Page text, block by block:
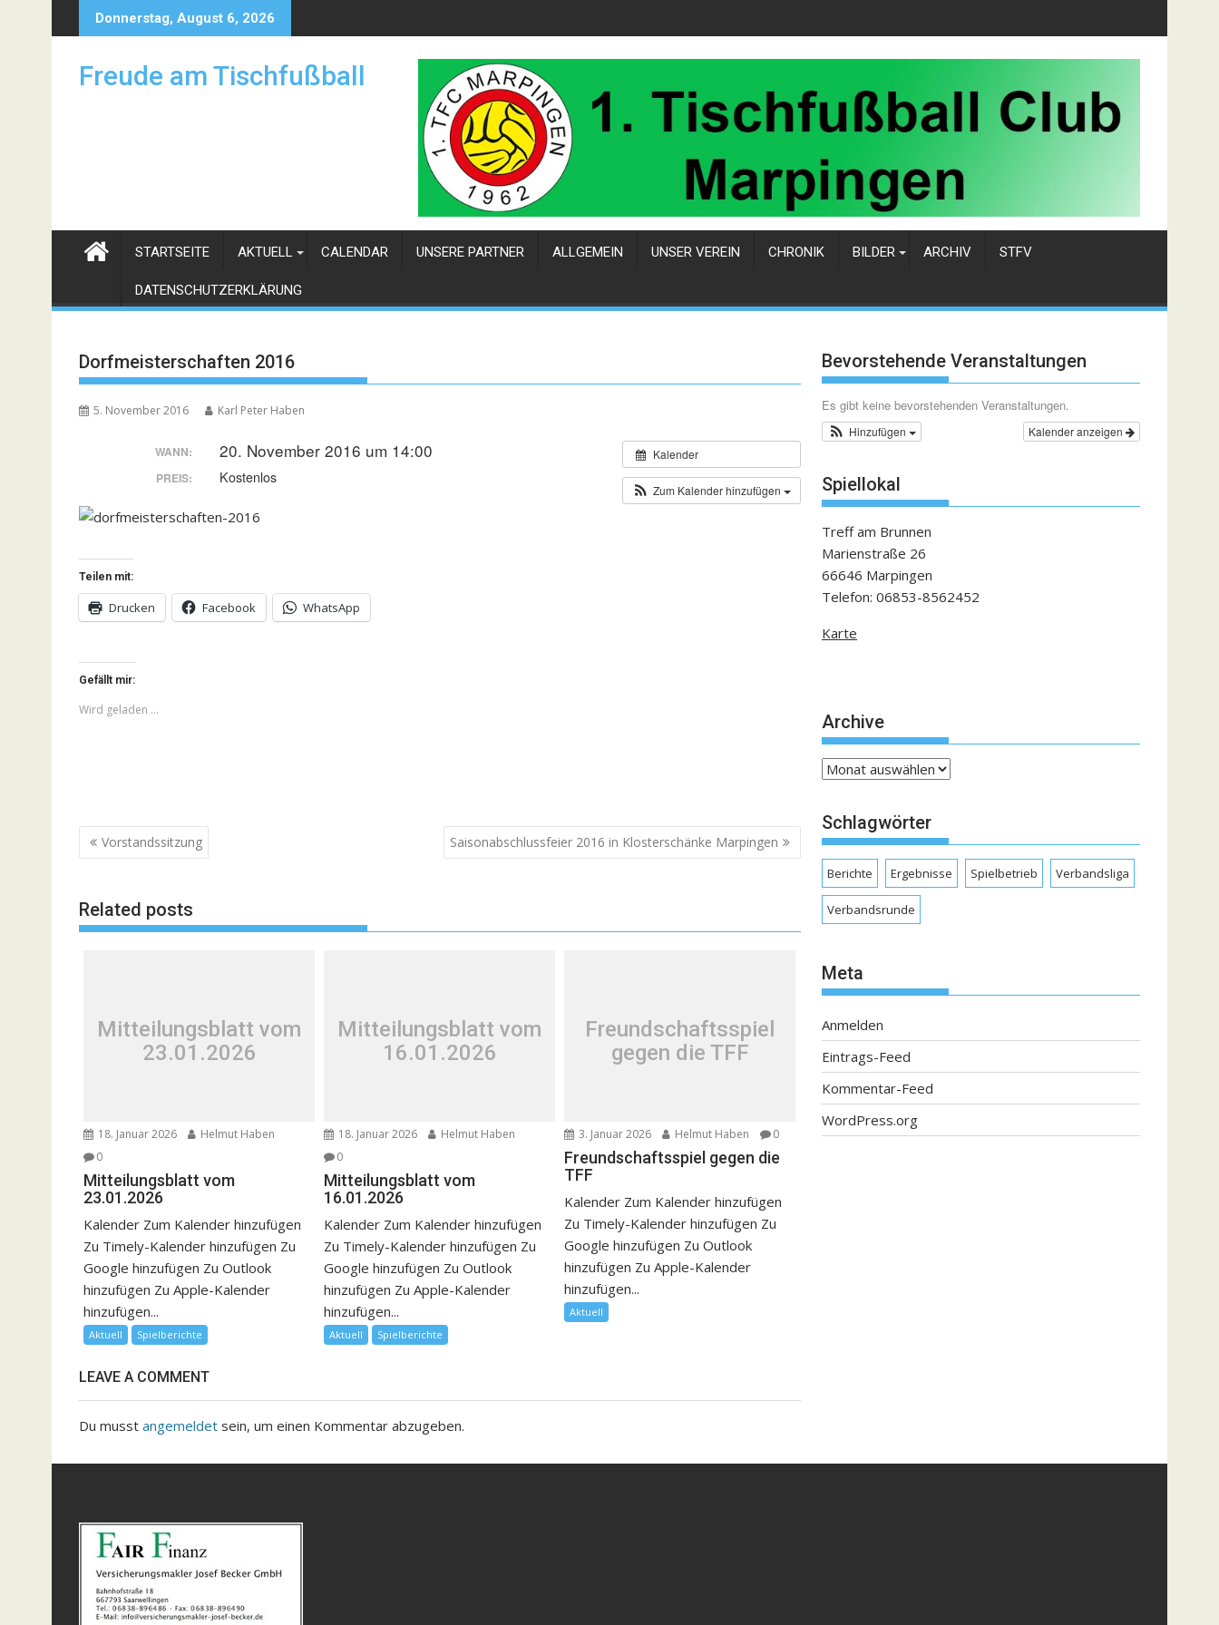
to
Donnerstag, August 6, 2026
Freude am Tischfußball
STARTSEITE AKTUELL CALENDAR UNSERE PARTNER ALLGEMEIN UNSER VEREIN CHRONIK BILDER ARCHIV STFV
DATENSCHUTZERKLÄRUNG
Dorfmeisterschaften 2016
5. November 2016 Karl Peter Haben
Kalender
Zum Kalender hinzufügen
WANN: 20. November 2016 um 14:00
PREIS: Kostenlos
Teilen mit:
Drucken Facebook WhatsApp
Gefällt mir:
Wird geladen …
Beitragsnavigation
Vorstandssitzung Saisonabschlussfeier 2016 in Klosterschänke Marpingen
Related posts
Mitteilungsblatt vom
23.01.2026
18. Januar 2026
Helmut Haben
0
Mitteilungsblatt vom
23.01.2026
Kalender Zum Kalender hinzufügen
Zu Timely-Kalender hinzufügen Zu
Google hinzufügen Zu Outlook
hinzufügen Zu Apple-Kalender
hinzufügen...
Aktuell Spielberichte
Mitteilungsblatt vom
16.01.2026
18. Januar 2026
Helmut Haben
0
Mitteilungsblatt vom
16.01.2026
Kalender Zum Kalender hinzufügen
Zu Timely-Kalender hinzufügen Zu
Google hinzufügen Zu Outlook
hinzufügen Zu Apple-Kalender
hinzufügen...
Aktuell Spielberichte
Freundschaftsspiel
gegen die TFF
3. Januar 2026 Helmut Haben 0
Freundschaftsspiel gegen die
TFF
Kalender Zum Kalender hinzufügen
Zu Timely-Kalender hinzufügen Zu
Google hinzufügen Zu Outlook
hinzufügen Zu Apple-Kalender
hinzufügen...
Aktuell
LEAVE A COMMENT
Du musst angemeldet sein, um einen Kommentar abzugeben.
Bevorstehende Veranstaltungen
Es gibt keine bevorstehenden Veranstaltungen.
Kalender anzeigen
Hinzufügen
Spiellokal
Treff am Brunnen
Marienstraße 26
66646 Marpingen
Telefon: 06853-8562452
Karte
Archive
Archive
Schlagwörter
Berichte Ergebnisse Spielbetrieb Verbandsliga
Verbandsrunde
Meta
Anmelden
Eintrags-Feed
Kommentar-Feed
WordPress.org